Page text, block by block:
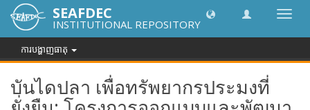
បិទបើក
រុករក
SEAFDEC
INSTITUTIONAL REPOSITORY
ការបង្ហាញធាតុ
บันไดปลา เพื่อทรัพยากรประมงที่